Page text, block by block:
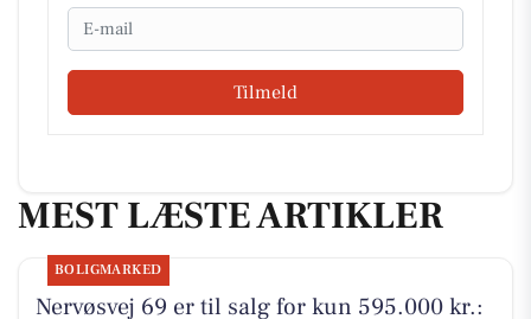
Email
Tilmeld
MEST LÆSTE ARTIKLER
BOLIGMARKED
Nervøsvej 69 er til salg for kun 595.000 kr.: